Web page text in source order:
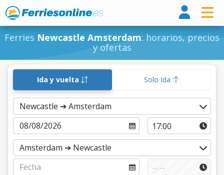
Ferries Newcastle Amsterdam: horarios, precios
y ofertas
Ida y vuelta Solo Ida